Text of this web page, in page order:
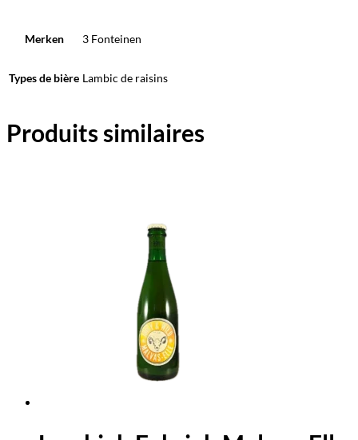
Merken 3 Fonteinen
Types de bière Lambic de raisins
Produits similaires